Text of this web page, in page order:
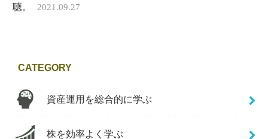
聴。
2021.09.27
CATEGORY
資産運用を総合的に学ぶ
株を効率よく学ぶ